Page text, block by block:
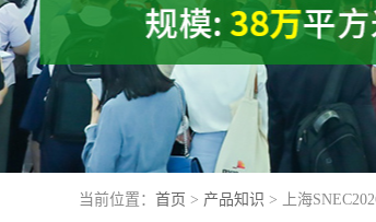
当前位置： 首页 > 产品知识 > 上海